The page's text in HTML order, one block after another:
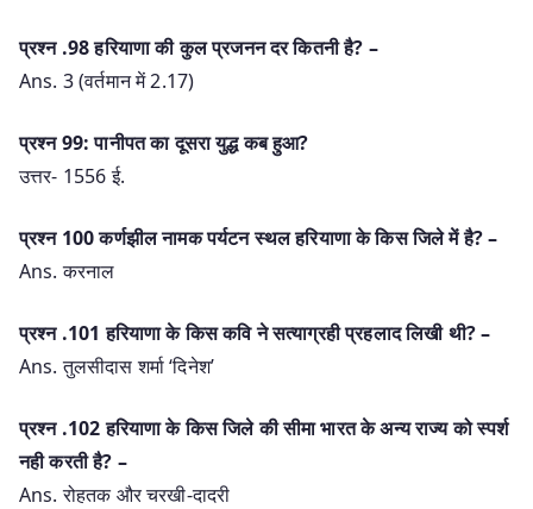
प्रश्‍न .98 हरियाणा की कुल प्रजनन दर कितनी है? –
Ans. 3 (वर्तमान में 2.17)
प्रश्न 99: पानीपत का दूसरा युद्ध कब हुआ?
उत्तर- 1556 ई.
प्रश्‍न 100 कर्णझील नामक पर्यटन स्थल हरियाणा के किस जिले में है? –
Ans. करनाल
प्रश्‍न .101 हरियाणा के किस कवि ने सत्याग्रही प्रहलाद लिखी थी? –
Ans. तुलसीदास शर्मा ‘दिनेश’
प्रश्‍न .102 हरियाणा के किस जिले की सीमा भारत के अन्य राज्य को स्पर्श
नही करती है? –
Ans. रोहतक और चरखी-दादरी